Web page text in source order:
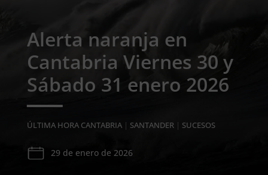
Alerta naranja en
Cantabria Viernes 30 y
Sábado 31 enero 2026
ÚLTIMA HORA CANTABRIA| SANTANDER| SUCESOS
29 de enero de 2026